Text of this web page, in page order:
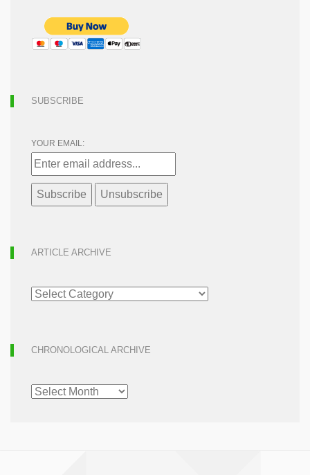
SUBSCRIBE
YOUR EMAIL:
ARTICLE ARCHIVE
ARTICLE
ARCHIVE
CHRONOLOGICAL ARCHIVE
CHRONOLOGICAL
ARCHIVE